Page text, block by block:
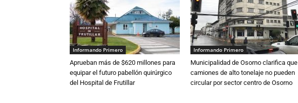
Informando Primero
Aprueban más de $620 millones para
equipar el futuro pabellón quirúrgico
del Hospital de Frutillar
Informando Primero
Municipalidad de Osorno clarifica que
camiones de alto tonelaje no pueden
circular por sector centro de Osorno